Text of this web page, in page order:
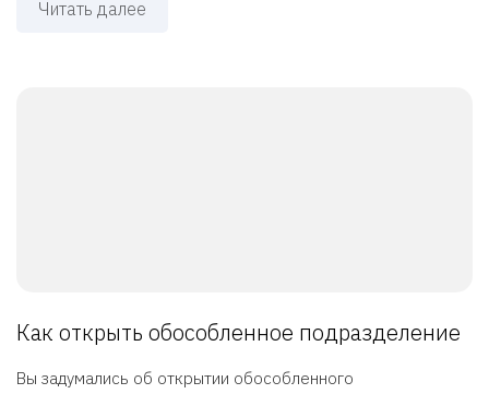
Читать далее
Как открыть обособленное подразделение
Вы задумались об открытии обособленного